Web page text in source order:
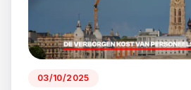
03/10/2025